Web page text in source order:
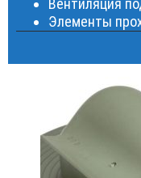
Вентиляция
Элементы